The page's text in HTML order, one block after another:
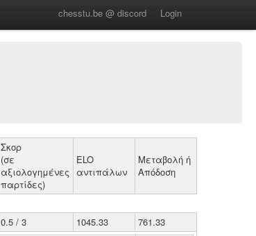
chesstu.be @ discord Login
Σκορ
(σε
αξιολογημένες
παρτίδες)
ELO
αντιπάλων
Μεταβολή ή
Απόδοση
0.5 / 3 1045.33
761.33